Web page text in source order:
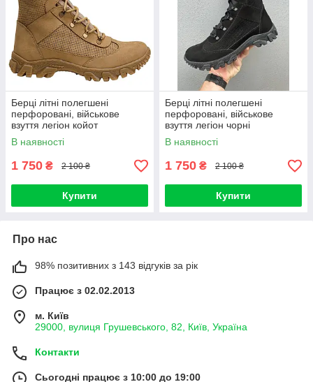
Берці літні полегшені
перфоровані, військове
взуття легіон койот
В наявності
1 750 ₴ 2 100 ₴
Купити
Берці літні полегшені
перфоровані, військове
взуття легіон чорні
В наявності
1 750 ₴ 2 100 ₴
Купити
Про нас
98% позитивних з 143 відгуків за рік
Працює з 02.02.2013
м. Київ
29000, вулиця Грушевського, 82, Київ, Україна
Контакти
Сьогодні працює з 10:00 до 19:00